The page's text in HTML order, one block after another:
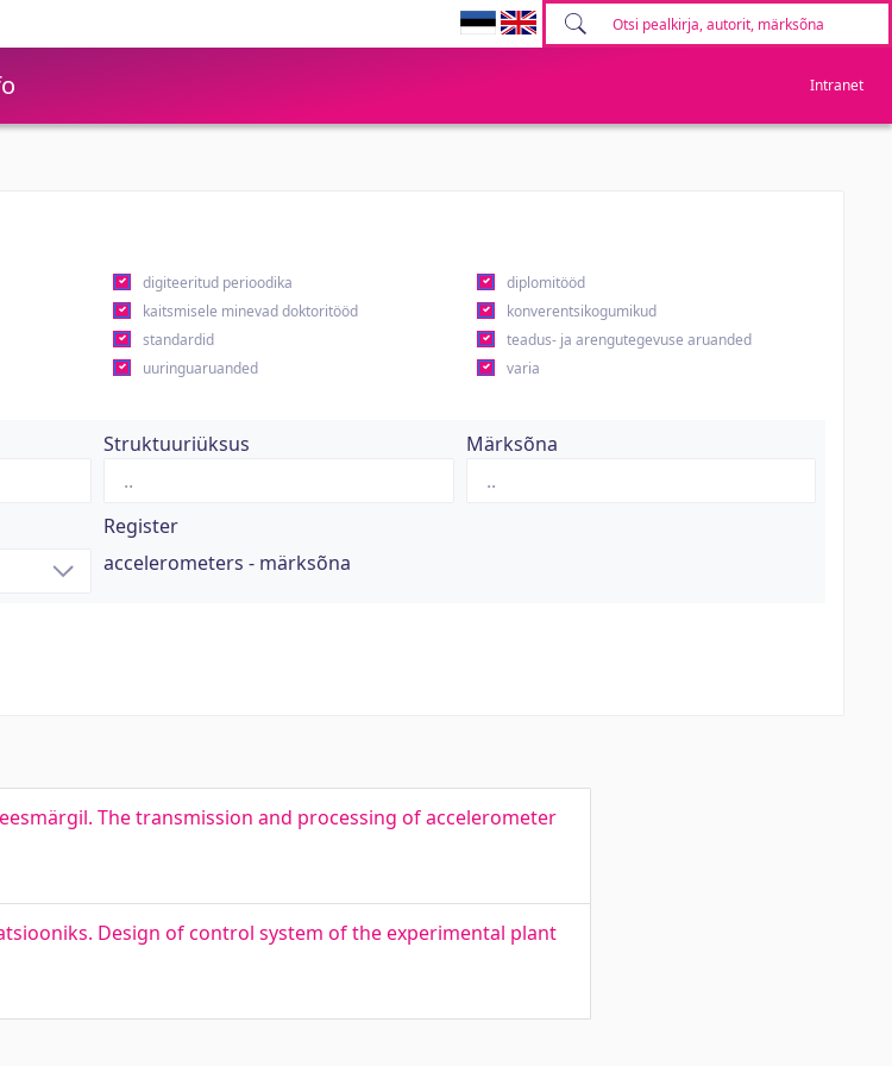
Intranet
digiteeritud perioodika
diplomitööd
kaitsmisele minevad doktoritööd
konverentsikogumikud
standardid
teadus- ja arengutegevuse aruanded
uuringuaruanded
varia
Struktuuriüksus Märksõna
Register
accelerometers - märksõna
The transmission and processing of accelerometer
Design of control system of the experimental plant